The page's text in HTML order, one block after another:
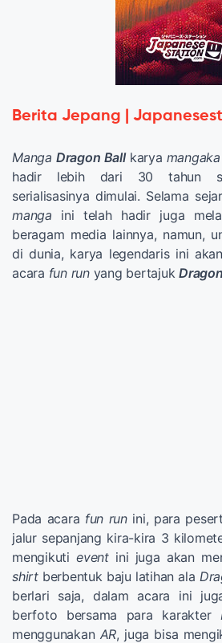
Berita Jepang |
Manga Dragon Ballkarya mangaka
hadir lebih dari 30 tahun
serialisasinya dimulai. Selama
manga ini telah hadir juga
beragam media lainnya, namun,
di dunia, karya legendaris ini
acara fun runyang bertajuk
Pada acara fun runini, para
jalur sepanjang kira-kira 3
mengikutieventini juga akan
shirtberbentuk baju latihan ala
berlari saja, dalam acara ini
berfoto bersama para karakter
menggunakan AR, juga bisa